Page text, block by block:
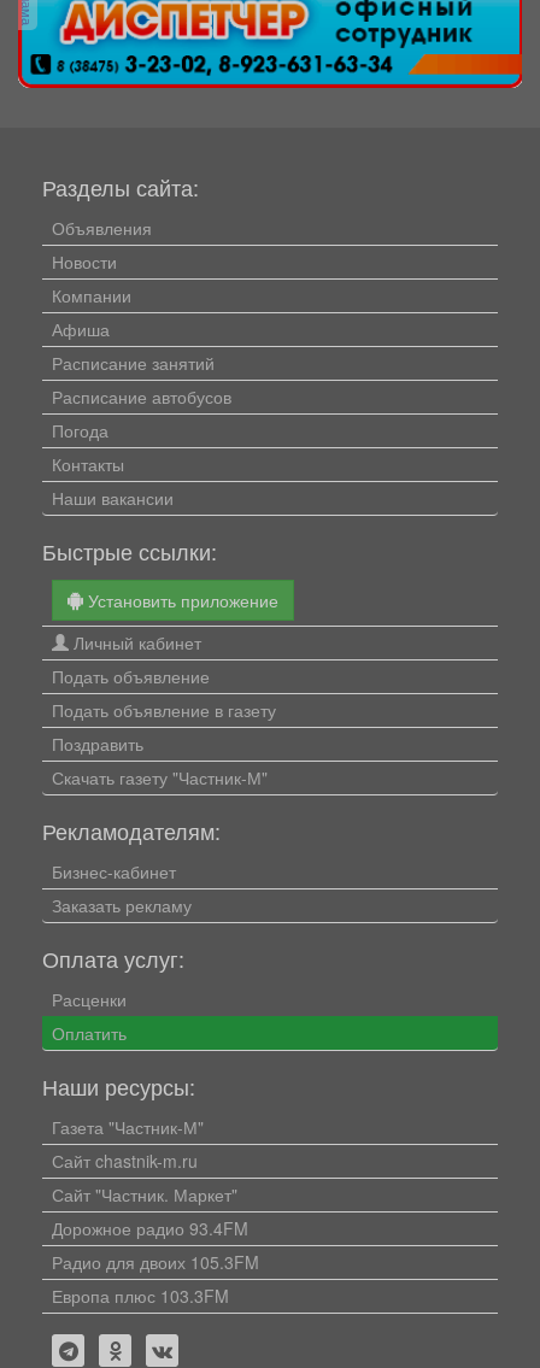
Разделы сайта:
Объявления
Новости
Компании
Афиша
Расписание занятий
Расписание автобусов
Погода
Контакты
Наши вакансии
Быстрые ссылки:
Установить приложение
Личный кабинет
Подать объявление
Подать объявление в газету
Поздравить
Скачать газету "Частник-М"
Рекламодателям:
Бизнес-кабинет
Заказать рекламу
Оплата услуг:
Расценки
Оплатить
Наши ресурсы:
Газета "Частник-М"
Сайт chastnik-m.ru
Сайт "Частник. Маркет"
Дорожное радио 93.4FM
Радио для двоих 105.3FM
Европа плюс 103.3FM